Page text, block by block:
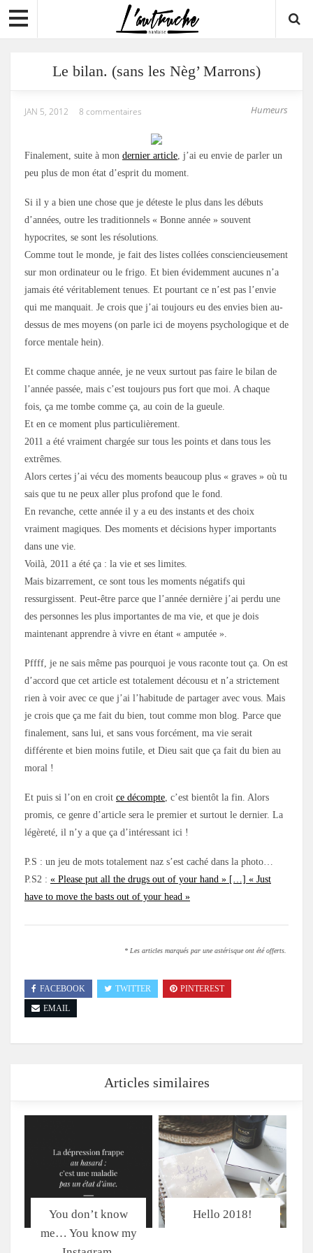
Le bilan. (sans les Nèg’ Marrons)
Humeurs
JAN 5, 2012 8 commentaires
Finalement, suite à mon dernier article, j’ai eu envie de parler un
peu plus de mon état d’esprit du moment.
Si il y a bien une chose que je déteste le plus dans les débuts
d’années, outre les traditionnels « Bonne année » souvent
hypocrites, se sont les résolutions.
Comme tout le monde, je fait des listes collées consciencieusement
sur mon ordinateur ou le frigo. Et bien évidemment aucunes n’a
jamais été véritablement tenues. Et pourtant ce n’est pas l’envie
qui me manquait. Je crois que j’ai toujours eu des envies bien au-
dessus de mes moyens (on parle ici de moyens psychologique et de
force mentale hein).
Et comme chaque année, je ne veux surtout pas faire le bilan de
l’année passée, mais c’est toujours pus fort que moi. A chaque
fois, ça me tombe comme ça, au coin de la gueule.
Et en ce moment plus particulièrement.
2011 a été vraiment chargée sur tous les points et dans tous les
extrêmes.
Alors certes j’ai vécu des moments beaucoup plus « graves » où tu
sais que tu ne peux aller plus profond que le fond.
En revanche, cette année il y a eu des instants et des choix
vraiment magiques. Des moments et décisions hyper importants
dans une vie.
Voilà, 2011 a été ça : la vie et ses limites.
Mais bizarrement, ce sont tous les moments négatifs qui
ressurgissent. Peut-être parce que l’année dernière j’ai perdu une
des personnes les plus importantes de ma vie, et que je dois
maintenant apprendre à vivre en étant « amputée ».
Pffff, je ne sais même pas pourquoi je vous raconte tout ça. On est
d’accord que cet article est totalement décousu et n’a strictement
rien à voir avec ce que j’ai l’habitude de partager avec vous. Mais
je crois que ça me fait du bien, tout comme mon blog. Parce que
finalement, sans lui, et sans vous forcément, ma vie serait
différente et bien moins futile, et Dieu sait que ça fait du bien au
moral !
Et puis si l’on en croit ce décompte, c’est bientôt la fin. Alors
promis, ce genre d’article sera le premier et surtout le dernier. La
légèreté, il n’y a que ça d’intéressant ici !
P.S : un jeu de mots totalement naz s’est caché dans la photo…
P.S2 : « Please put all the drugs out of your hand » […] « Just
have to move the basts out of your head »
* Les articles marqués par une astérisque ont été offerts.
FACEBOOK TWITTER
PINTEREST
EMAIL
Articles similaires
You don’t know
me… You know my
Hello 2018!